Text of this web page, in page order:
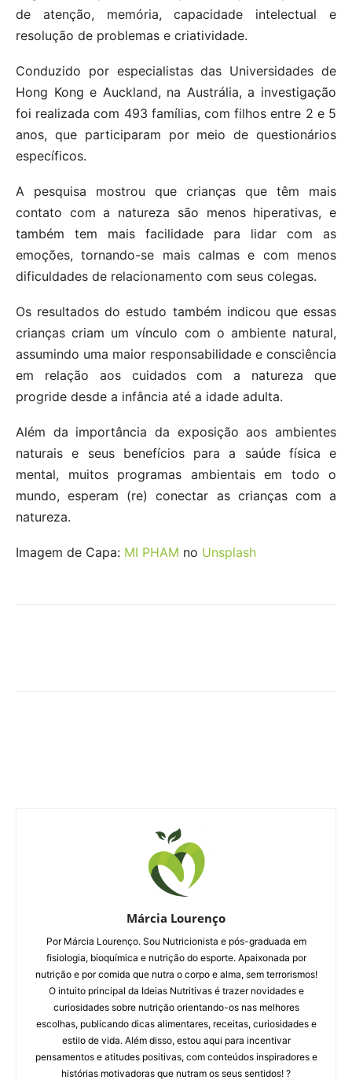
de atenção, memória, capacidade intelectual e
resolução de problemas e criatividade.
Conduzido por especialistas das Universidades de
Hong Kong e Auckland, na Austrália, a investigação
foi realizada com 493 famílias, com filhos entre 2 e 5
anos, que participaram por meio de questionários
específicos.
A pesquisa mostrou que crianças que têm mais
contato com a natureza são menos hiperativas, e
também tem mais facilidade para lidar com as
emoções, tornando-se mais calmas e com menos
dificuldades de relacionamento com seus colegas.
Os resultados do estudo também indicou que essas
crianças criam um vínculo com o ambiente natural,
assumindo uma maior responsabilidade e consciência
em relação aos cuidados com a natureza que
progride desde a infância até a idade adulta.
Além da importância da exposição aos ambientes
naturais e seus benefícios para a saúde física e
mental, muitos programas ambientais em todo o
mundo, esperam (re) conectar as crianças com a
natureza.
Imagem de Capa: MI PHAM no Unsplash
Márcia Lourenço
Por Márcia Lourenço. Sou Nutricionista e pós-graduada em
fisiologia, bioquímica e nutrição do esporte. Apaixonada por
nutrição e por comida que nutra o corpo e alma, sem terrorismos!
O intuito principal da Ideias Nutritivas é trazer novidades e
curiosidades sobre nutrição orientando-os nas melhores
escolhas, publicando dicas alimentares, receitas, curiosidades e
estilo de vida. Além disso, estou aqui para incentivar
pensamentos e atitudes positivas, com conteúdos inspiradores e
histórias motivadoras que nutram os seus sentidos! ?